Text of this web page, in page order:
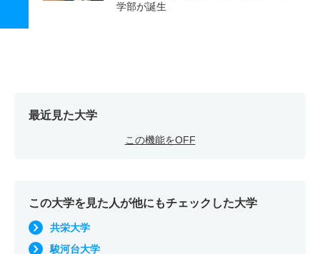
学部が誕生
最近見た大学
この機能をOFF
この大学を見た人が他にもチェックした大学
共栄大学
駿河台大学